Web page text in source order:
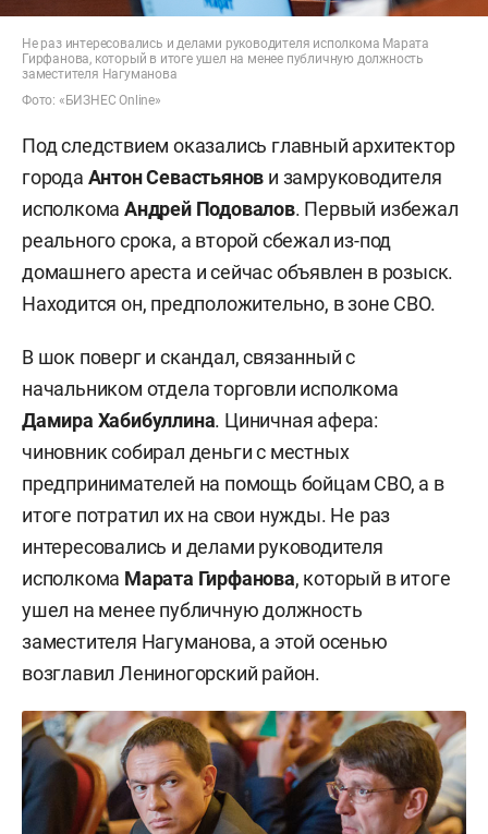
Не раз интересовались и делами руководителя исполкома Марата
Гирфанова, который в итоге ушел на менее публичную должность
заместителя Нагуманова
Фото: «БИЗНЕС Online»
Под следствием оказались главный архитектор
города Антон Севастьянов и замруководителя
исполкомаАндрей Подовалов. Первый избежал
реального срока, а второй сбежал из-под
домашнего ареста и сейчас объявлен в розыск.
Находится он, предположительно, в зоне СВО.
В шок поверг и скандал, связанный с
начальником отдела торговли исполкома
Дамира Хабибуллина. Циничная афера:
чиновник собирал деньги с местных
предпринимателей на помощь бойцам СВО, а в
итоге потратил их на свои нужды. Не раз
интересовались и делами руководителя
исполкома Марата Гирфанова, который в итоге
ушел на менее публичную должность
заместителя Нагуманова, а этой осенью
возглавил Лениногорский район.